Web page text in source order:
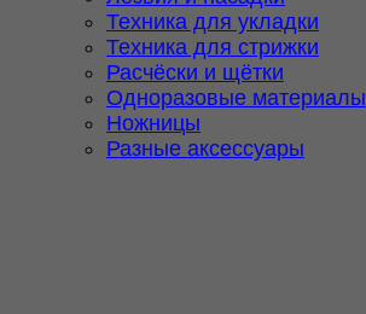
Техника для укладки
Техника для стрижки
Расчёски и щётки
Одноразовые материалы
Ножницы
Разные аксессуары